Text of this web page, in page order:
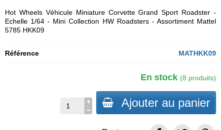
Hot Wheels Véhicule Miniature Corvette Grand Sport Roadster -
Echelle 1/64 - Mini Collection HW Roadsters - Assortiment Mattel
5785 HKK09
Référence MATHKK09
En stock (8 produits)
Ajouter au panier